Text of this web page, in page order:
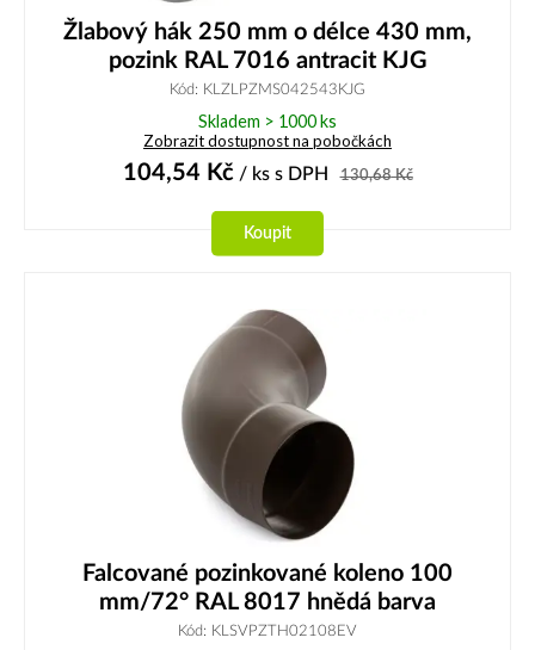
Žlabový hák 250 mm o délce 430 mm,
pozink RAL 7016 antracit KJG
Kód: KLZLPZMS042543KJG
Skladem > 1000 ks
Zobrazit dostupnost na pobočkách
104,54 Kč/ ks s DPH 130,68Kč
Koupit
Falcované pozinkované koleno 100
mm/72° RAL 8017 hnědá barva
Kód: KLSVPZTH02108EV